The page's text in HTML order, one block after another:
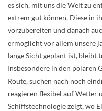
es sich, mit uns die Welt zu
extrem gut können. Diese in
vorzubereiten und danach
ermöglicht vor allem unsere
lange Sicht geplant ist, bleibt
Insbesondere in den polaren
Route, suchen nach noch
reagieren flexibel auf Wetter
Schiffstechnologie zeigt, wo